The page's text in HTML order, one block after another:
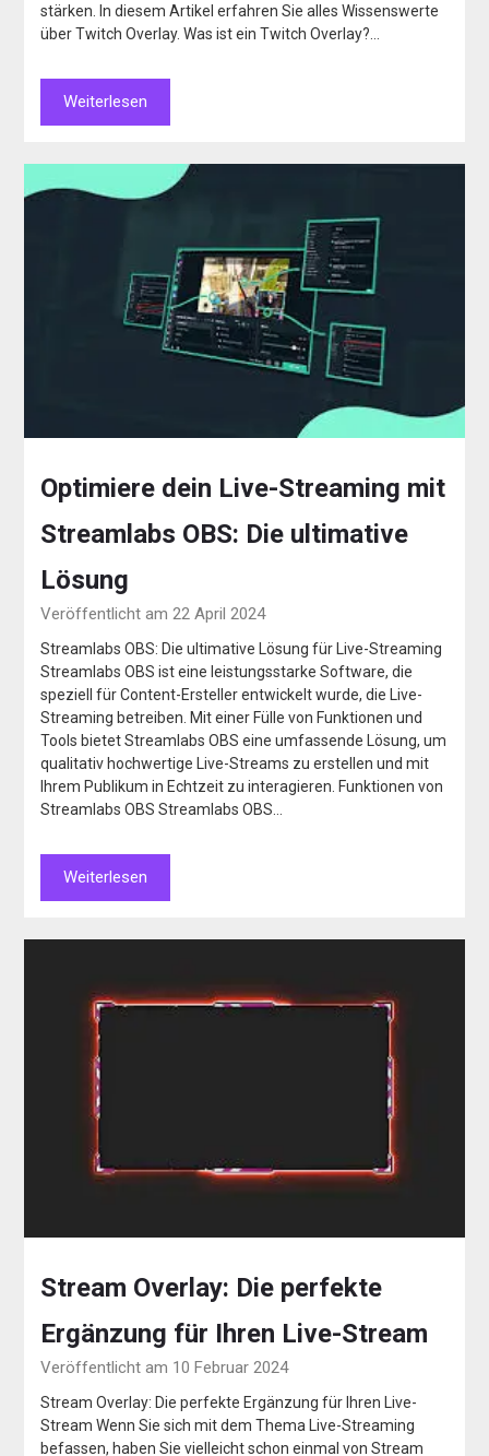
stärken. In diesem Artikel erfahren Sie alles Wissenswerte
über Twitch Overlay. Was ist ein Twitch Overlay?…
Weiterlesen
Optimiere dein Live-Streaming mit
Streamlabs OBS: Die ultimative
Lösung
Veröffentlicht am 22 April 2024
Streamlabs OBS: Die ultimative Lösung für Live-Streaming
Streamlabs OBS ist eine leistungsstarke Software, die
speziell für Content-Ersteller entwickelt wurde, die Live-
Streaming betreiben. Mit einer Fülle von Funktionen und
Tools bietet Streamlabs OBS eine umfassende Lösung, um
qualitativ hochwertige Live-Streams zu erstellen und mit
Ihrem Publikum in Echtzeit zu interagieren. Funktionen von
Streamlabs OBS Streamlabs OBS…
Weiterlesen
Stream Overlay: Die perfekte
Ergänzung für Ihren Live-Stream
Veröffentlicht am 10 Februar 2024
Stream Overlay: Die perfekte Ergänzung für Ihren Live-
Stream Wenn Sie sich mit dem Thema Live-Streaming
befassen, haben Sie vielleicht schon einmal von Stream